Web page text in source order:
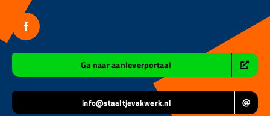
inhoud
Ga naar aanleverportaal
info@staaltjevakwerk.nl